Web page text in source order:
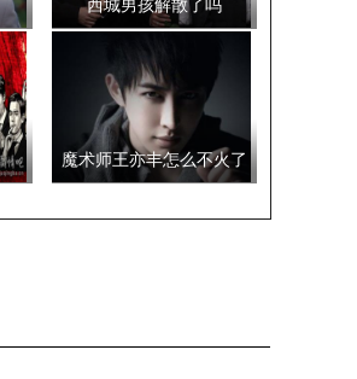
西城男孩解散了吗
魔术师王亦丰怎么不火了